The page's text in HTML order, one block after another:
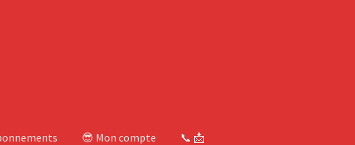
😎 Mon compte 📞 📩